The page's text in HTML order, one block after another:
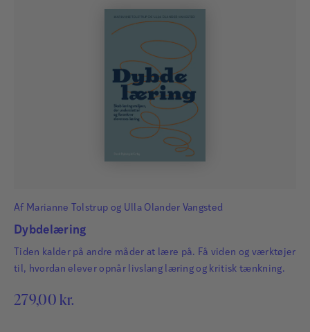
Af Marianne Tolstrup og Ulla Olander Vangsted
Dybdelæring
Tiden kalder på andre måder at lære på. Få viden og værktøjer
til, hvordan elever opnår livslang læring og kritisk tænkning.
279,00 kr.